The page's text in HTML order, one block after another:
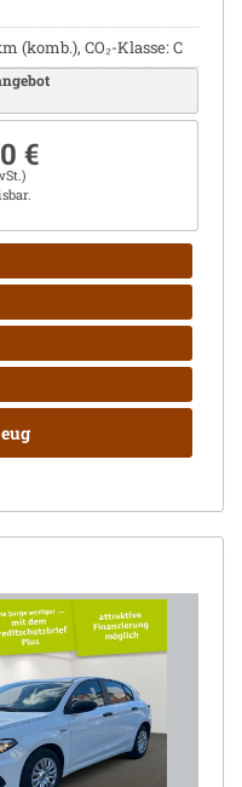
(komb.), CO₂-Klasse: C
€